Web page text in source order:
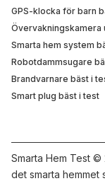
GPS-klocka för barn
Övervakningskamera
Smarta hem system
Robotdammsugare
Brandvarnare bäst i
Smart plug bäst i test
Smarta Hem Test ©
det smarta hemmet